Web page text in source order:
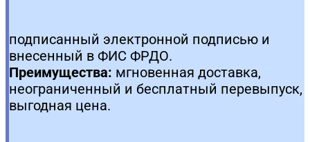
подписанный электронной подписью и
внесенный в ФИС ФРДО.
Преимущества: мгновенная доставка,
неограниченный и бесплатный перевыпуск,
выгодная цена.